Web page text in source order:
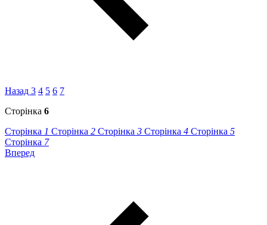
Назад 3 4 5 6 7
Сторінка 6
Сторінка 1 Сторінка 2 Сторінка 3 Сторінка 4 Сторінка 5
Сторінка 7
Вперед